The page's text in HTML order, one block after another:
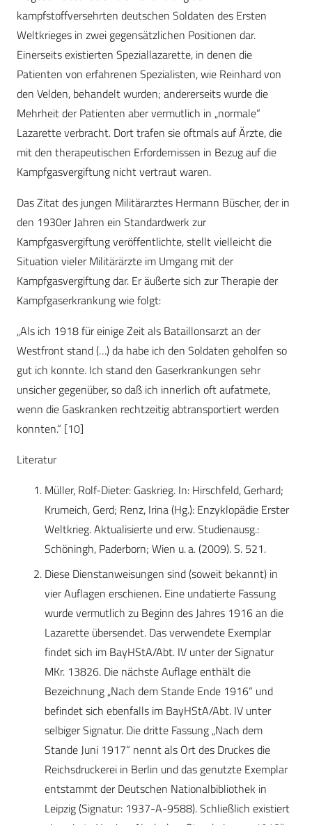
kampfstoffversehrten deutschen Soldaten des Ersten
Weltkrieges in zwei gegensätzlichen Positionen dar.
Einerseits existierten Speziallazarette, in denen die
Patienten von erfahrenen Spezialisten, wie Reinhard von
den Velden, behandelt wurden; andererseits wurde die
Mehrheit der Patienten aber vermutlich in „normale“
Lazarette verbracht. Dort trafen sie oftmals auf Ärzte, die
mit den therapeutischen Erfordernissen in Bezug auf die
Kampfgasvergiftung nicht vertraut waren.
Das Zitat des jungen Militärarztes Hermann Büscher, der in
den 1930er Jahren ein Standardwerk zur
Kampfgasvergiftung veröffentlichte, stellt vielleicht die
Situation vieler Militärärzte im Umgang mit der
Kampfgasvergiftung dar. Er äußerte sich zur Therapie der
Kampfgaserkrankung wie folgt:
„Als ich 1918 für einige Zeit als Bataillonsarzt an der
Westfront stand (…) da habe ich den Soldaten geholfen so
gut ich konnte. Ich stand den Gaserkrankungen sehr
unsicher gegenüber, so daß ich innerlich oft aufatmete,
wenn die Gaskranken rechtzeitig abtransportiert werden
konnten.“ [10]
Literatur
Müller, Rolf-Dieter: Gaskrieg. In: Hirschfeld, Gerhard;
Krumeich, Gerd; Renz, Irina (Hg.): Enzyklopädie Erster
Weltkrieg. Aktualisierte und erw. Studienausg.:
Schöningh, Paderborn; Wien u. a. (2009). S. 521.
Diese Dienstanweisungen sind (soweit bekannt) in
vier Auflagen erschienen. Eine undatierte Fassung
wurde vermutlich zu Beginn des Jahres 1916 an die
Lazarette übersendet. Das verwendete Exemplar
findet sich im BayHStA/Abt. IV unter der Signatur
MKr. 13826. Die nächste Auflage enthält die
Bezeichnung „Nach dem Stande Ende 1916“ und
befindet sich ebenfalls im BayHStA/Abt. IV unter
selbiger Signatur. Die dritte Fassung „Nach dem
Stande Juni 1917“ nennt als Ort des Druckes die
Reichsdruckerei in Berlin und das genutzte Exemplar
entstammt der Deutschen Nationalbibliothek in
Leipzig (Signatur: 1937-A-9588). Schließlich existiert